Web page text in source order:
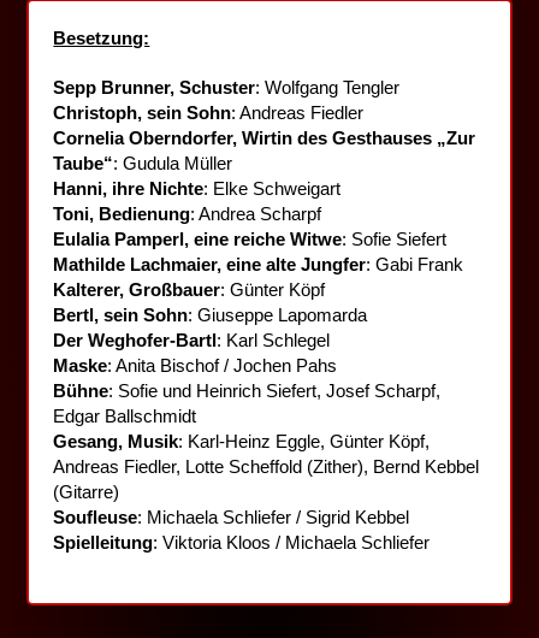
Besetzung:
Sepp Brunner, Schuster: Wolfgang Tengler
Christoph, sein Sohn: Andreas Fiedler
Cornelia Oberndorfer, Wirtin des Gesthauses „Zur
Taube“: Gudula Müller
Hanni, ihre Nichte: Elke Schweigart
Toni, Bedienung: Andrea Scharpf
Eulalia Pamperl, eine reiche Witwe: Sofie Siefert
Mathilde Lachmaier, eine alte Jungfer: Gabi Frank
Kalterer, Großbauer: Günter Köpf
Bertl, sein Sohn: Giuseppe Lapomarda
Der Weghofer-Bartl: Karl Schlegel
Maske: Anita Bischof / Jochen Pahs
Bühne: Sofie und Heinrich Siefert, Josef Scharpf,
Edgar Ballschmidt
Gesang, Musik: Karl-Heinz Eggle, Günter Köpf,
Andreas Fiedler, Lotte Scheffold (Zither), Bernd Kebbel
(Gitarre)
Soufleuse: Michaela Schliefer / Sigrid Kebbel
Spielleitung: Viktoria Kloos / Michaela Schliefer